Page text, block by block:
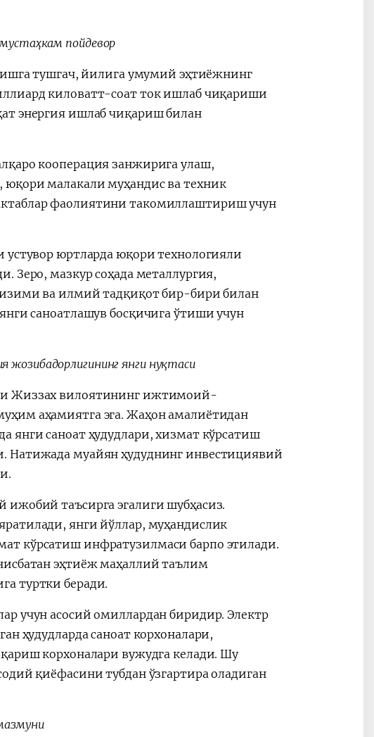
пойдевор
тушгач, йилига умумий эҳтиёжнинг
киловатт-соат ток ишлаб чиқариши
энергия ишлаб чиқариш билан
кооперация занжирига улаш,
малакали муҳандис ва техник
фаолиятини такомиллаштириш учун
юртларда юқори технологияли
Зеро, мазкур соҳада металлургия,
ва илмий тадқиқот бир-бири билан
саноатлашув босқичига ўтиши учун
янги нуқтаси
Жиззах вилоятининг ижтимоий-
аҳамиятга эга. Жаҳон амалиётидан
янги саноат ҳудудлари, хизмат кўрсатиш
Натижада муайян ҳудуднинг инвестициявий
таъсирга эгалиги шубҳасиз.
янги йўллар, муҳандислик
кўрсатиш инфратузилмаси барпо этилади.
эҳтиёж маҳаллий таълим
туртки беради.
учун асосий омиллардан биридир. Электр
ҳудудларда саноат корхоналари,
корхоналари вужудга келади. Шу
қиёфасини тубдан ўзгартира оладиган